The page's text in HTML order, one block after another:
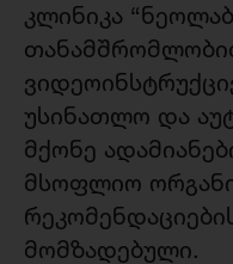
კლინიკა
უსინათლო და
მქონე
მსოფლიო
მომზადებული.